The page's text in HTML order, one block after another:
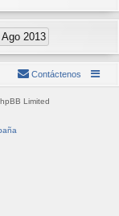
Contáctenos
Limited